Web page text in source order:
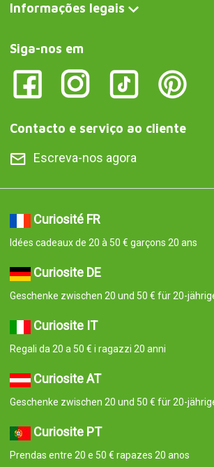
Informações legais
Siga-nos em
Contacto e serviço ao cliente
Escreva-nos agora
Curiosité FR
Idées cadeaux de 20 à 50 € garçons 20 ans
Curiosite DE
Geschenke zwischen 20 und 50 € für 20-
Curiosite IT
Regali da 20 a 50 € i ragazzi 20 anni
Curiosite AT
Geschenke zwischen 20 und 50 € für 20-
Curiosite PT
Prendas entre 20 e 50 € rapazes 20 anos